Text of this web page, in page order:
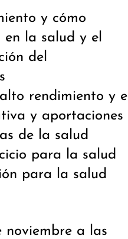
y cómo
la salud y el
del
rendimiento y el
y aportaciones
de la salud
para la salud
para la salud
noviembre a las